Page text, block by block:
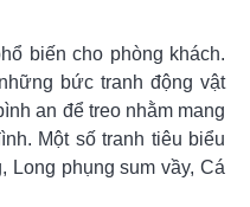
biến cho phòng khách.
bức tranh động vật
an để treo nhằm mang
Một số tranh tiêu biểu
Long phụng sum vầy, Cá